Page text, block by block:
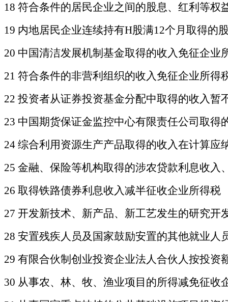
18 符合条件的居民企业之间的股息、红利等权
19 内地居民企业连续持有H股满12个月取得的
20 中国清洁发展机制基金取得的收入免征企业
21 符合条件的非营利组织的收入免征企业所得
22 投资者从证券投资基金分配中取得的收入暂
23 中国期货保证金监控中心有限责任公司取
24 综合利用资源生产产品取得的收入在计算应
25 金融、保险等机构取得的涉农贷款利息收
26 取得铁路债券利息收入减半征收企业所得税
27 开发新技术、新产品、新工艺发生的研究开
28 安置残疾人员及国家鼓励安置的其他就业人
29 有限合伙制创业投资企业法人合伙人按投资
30 从事农、林、牧、渔业项目的所得减免征收